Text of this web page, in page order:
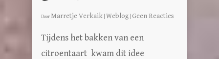
Door Marretje Verkaik Weblog Geen Reacties
Tijdens het bakken van een
citroentaart kwam dit idee